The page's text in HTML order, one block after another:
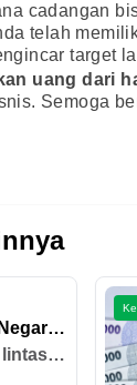
cadangan
telah
target
uang dari
Semoga
lintas